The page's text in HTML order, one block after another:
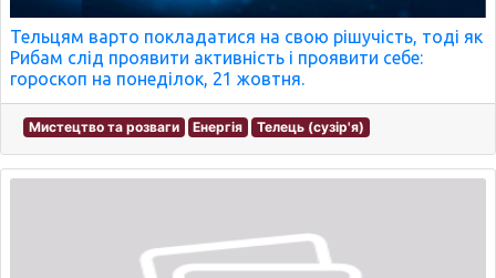
Тельцям варто покладатися на свою рішучість, тоді як
Рибам слід проявити активність і проявити себе:
гороскоп на понеділок, 21 жовтня.
Мистецтво та розваги Енергія Телець (сузір'я)